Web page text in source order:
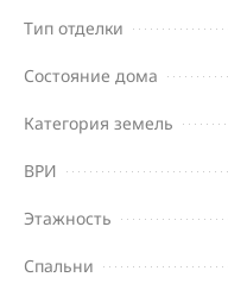
Тип отделки
Состояние дома
Категория земель
ВРИ
Этажность
Спальни